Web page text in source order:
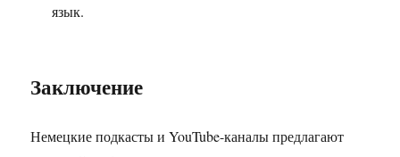
язык.
Заключение
Немецкие подкасты и YouTube-каналы предлагают